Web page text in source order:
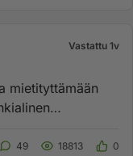
Vastattu 1v
49 18813 0